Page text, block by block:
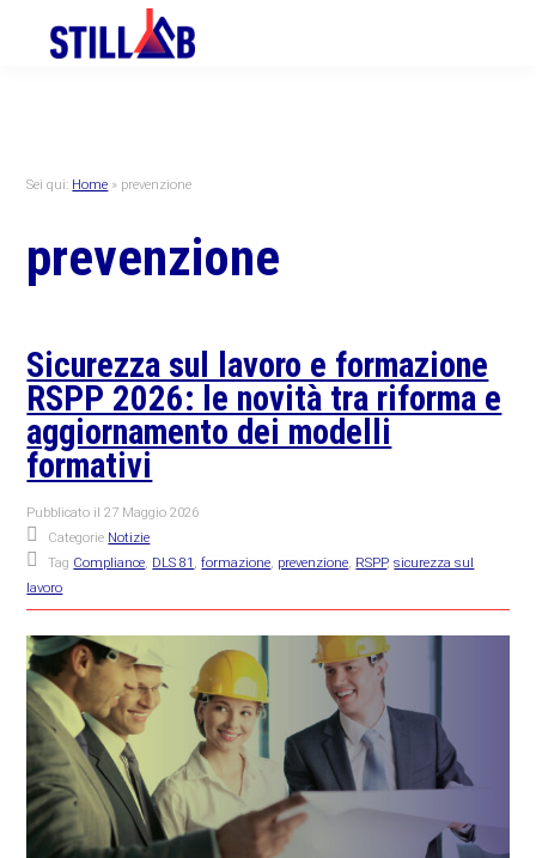
primary
primary
Sei qui: Home » prevenzione
prevenzione
Sicurezza sul lavoro e formazione
RSPP 2026: le novità tra riforma e
aggiornamento dei modelli
formativi
Pubblicato il27 Maggio 2026
Categorie Notizie
Tag Compliance DLS 81 ,formazione prevenzione RSPP,sicurezza sul
lavoro